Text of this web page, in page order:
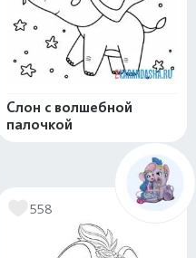
Слон с волшебной
палочкой
558